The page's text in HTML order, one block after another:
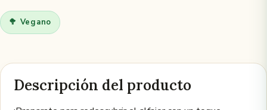
🥦 Vegano
Descripción del producto